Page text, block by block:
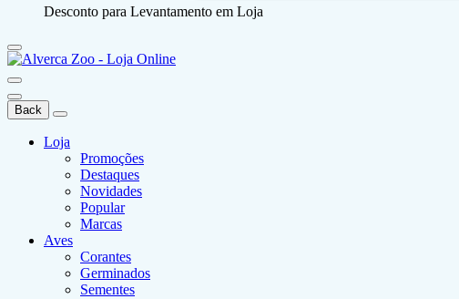
Desconto para Levantamento em Loja
Back
Loja
Promoções
Destaques
Novidades
Popular
Marcas
Aves
Corantes
Germinados
Sementes